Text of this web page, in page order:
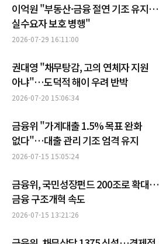
이억원 "부동산·금융 절연 기조 유지…
실수요자 보호 병행"
2026-07-29 16:11:00
권대영 "채무탕감, 고의 연체자 지원
아냐"…도덕적 해이 우려 반박
2026-07-20 15:06:34
금융위 "가계대출 1.5% 목표 완화
없다"…대출 관리 기조 엄격 유지
2026-07-15 15:05:24
금융위, 국민성장펀드 200조로 확대…
금융 구조개혁 속도
2026-07-15 13:21:26